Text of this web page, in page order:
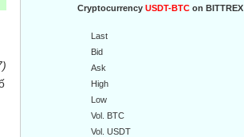
Cryptocurrency USDT-BTCon BITTREX
Last
Bid
Ask
High
Low
Vol. BTC
Vol. USDT